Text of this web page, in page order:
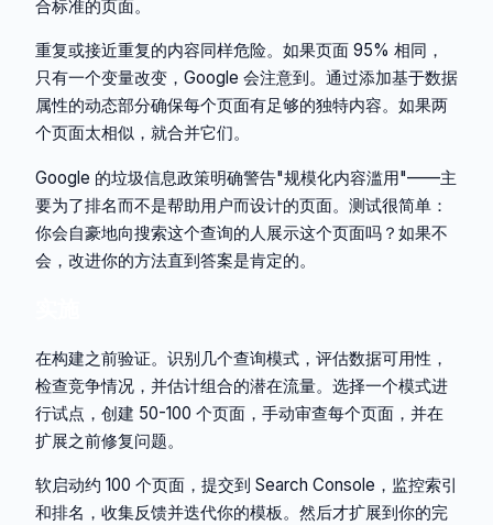
合标准的页面。
重复或接近重复的内容同样危险。如果页面 95% 相同，
只有一个变量改变，Google 会注意到。通过添加基于数据
属性的动态部分确保每个页面有足够的独特内容。如果两
个页面太相似，就合并它们。
Google 的垃圾信息政策明确警告"规模化内容滥用"——主
要为了排名而不是帮助用户而设计的页面。测试很简单：
你会自豪地向搜索这个查询的人展示这个页面吗？如果不
会，改进你的方法直到答案是肯定的。
在构建之前验证。识别几个查询模式，评估数据可用性，
检查竞争情况，并估计组合的潜在流量。选择一个模式进
行试点，创建 50-100 个页面，手动审查每个页面，并在
扩展之前修复问题。
软启动约 100 个页面，提交到 Search Console，监控索引
和排名，收集反馈并迭代你的模板。然后才扩展到你的完